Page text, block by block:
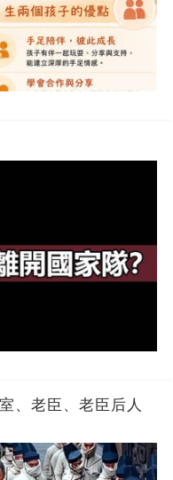
、老臣、老臣后人